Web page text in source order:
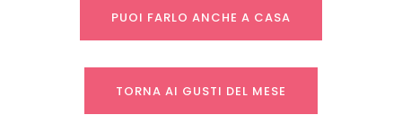
PUOI FARLO ANCHE A CASA
TORNA AI GUSTI DEL MESE